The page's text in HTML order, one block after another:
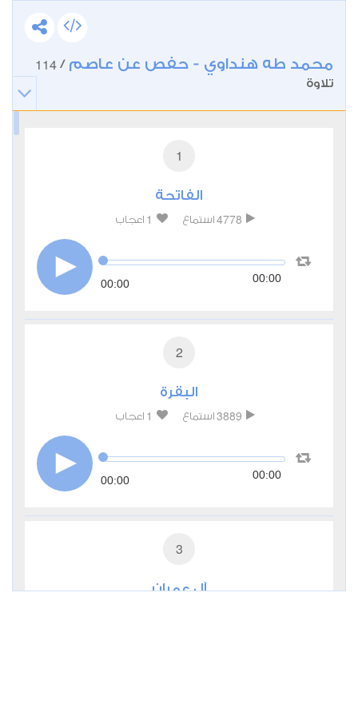
محمد طه هنداوي - حفص عن عاصم /
114
تلاوة
1
الفاتحة
4778 استماع 1 اعجاب
00:00 00:00
2
البقرة
3889 استماع 1 اعجاب
00:00 00:00
3
آل عمران